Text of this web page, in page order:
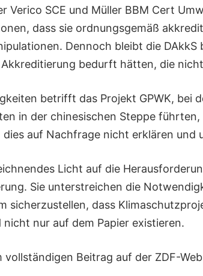
Verico SCE und Müller BBM Cert
dass sie ordnungsgemäß
Dennoch bleibt die DAkkS
bedurft hätten, die
betrifft das Projekt GPWK, bei
in der chinesischen Steppe führten,
auf Nachfrage nicht erklären und
Licht auf die
Sie unterstreichen die
sicherzustellen, dass
nur auf dem Papier existieren.
Beitrag auf der ZDF-